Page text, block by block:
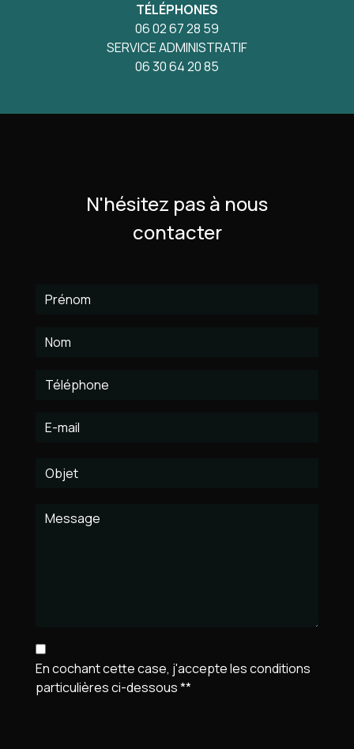
TÉLÉPHONES
06 02 67 28 59
SERVICE ADMINISTRATIF
06 30 64 20 85
N'hésitez pas à nous
contacter
En cochant cette case, j'accepte les conditions
particulières ci-dessous **